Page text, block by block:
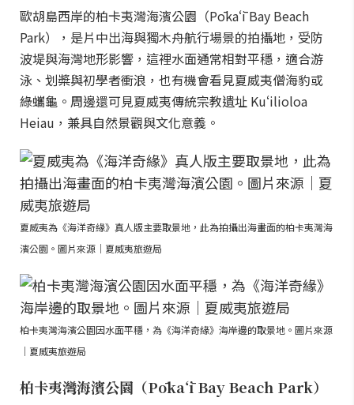
歐胡島西岸的柏卡夷灣海濱公園（Pōkaʻī Bay Beach
Park），是片中出海與獨木舟航行場景的拍攝地，受防
波堤與海灣地形影響，這裡水面通常相對平穩，適合游
泳、划槳與初學者衝浪，也有機會看見夏威夷僧海豹或
綠蠵龜。周邊還可見夏威夷傳統宗教遺址 Kuʻilioloa
Heiau，兼具自然景觀與文化意義。
夏威夷為《海洋奇緣》真人版主要取景地，此為拍攝出海畫面的柏卡夷灣海
濱公園。圖片來源｜夏威夷旅遊局
柏卡夷灣海濱公園因水面平穩，為《海洋奇緣》海岸邊的取景地。圖片來源
｜夏威夷旅遊局
柏卡夷灣海濱公園（Pōkaʻī Bay Beach Park）